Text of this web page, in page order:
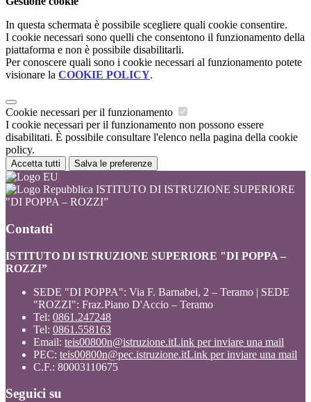
In questa schermata è possibile scegliere quali cookie consentire.
I cookie necessari sono quelli che consentono il funzionamento della
piattaforma e non è possibile disabilitarli.
Per conoscere quali sono i cookie necessari al funzionamento potete
visionare la COOKIE POLICY.
Cookie necessari per il funzionamento
I cookie necessari per il funzionamento non possono essere
disabilitati. È possibile consultare l'elenco nella pagina della cookie
policy.
Accetta tutti Salva le preferenze
ISTITUTO DI ISTRUZIONE SUPERIORE
"DI POPPA – ROZZI”
Contatti
ISTITUTO DI ISTRUZIONE SUPERIORE "DI POPPA –
ROZZI”
SEDE "DI POPPA": Via F. Barnabei, 2 – Teramo | SEDE
"ROZZI": Fraz.Piano D'Accio – Teramo
Tel: 0861.247248
Tel: 0861.558163
Email: teis00800n@istruzione.itLink per inviare una mail
PEC: teis00800n@pec.istruzione.itLink per inviare una mail
C.F.: 80003110675
Seguici su